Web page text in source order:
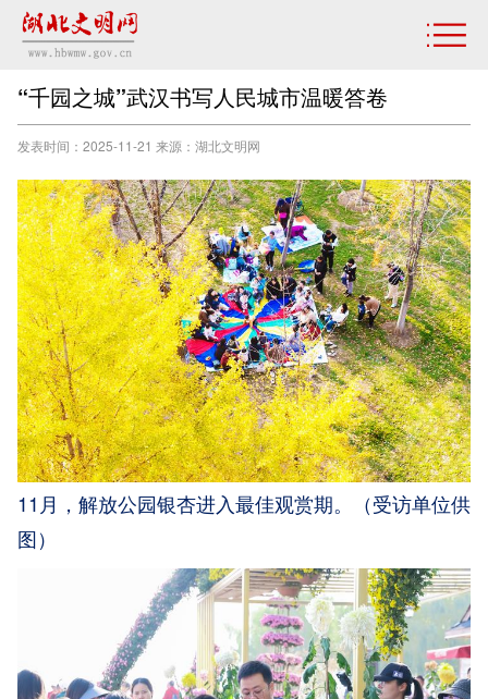
“千园之城”武汉书写人民城市温暖答卷
发表时间：2025-11-21 来源：湖北文明网
11月，解放公园银杏进入最佳观赏期。（受访单位供
图）